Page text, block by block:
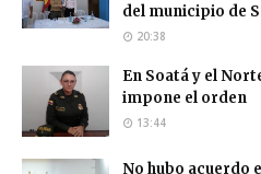
del municipio de
20:38
En Soatá y el
impone el orden
13:44
No hubo acuerdo